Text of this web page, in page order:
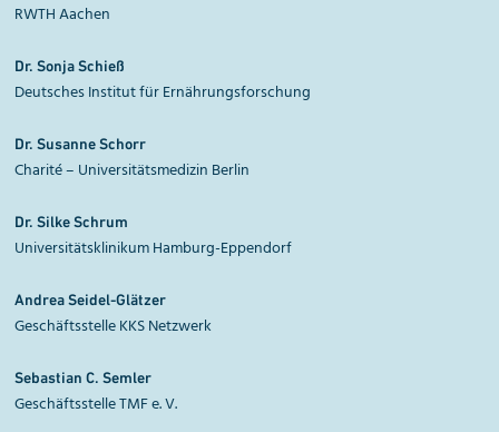
RWTH Aachen
Dr. SonjaSchieß
Deutsches Institut für Ernährungsforschung
Dr. SusanneSchorr
Charité – Universitätsmedizin Berlin
Dr. Silke Schrum
Universitätsklinikum Hamburg-Eppendorf
Andrea Seidel-Glätzer
Geschäftsstelle KKS Netzwerk
Sebastian C. Semler
Geschäftsstelle TMF e. V.